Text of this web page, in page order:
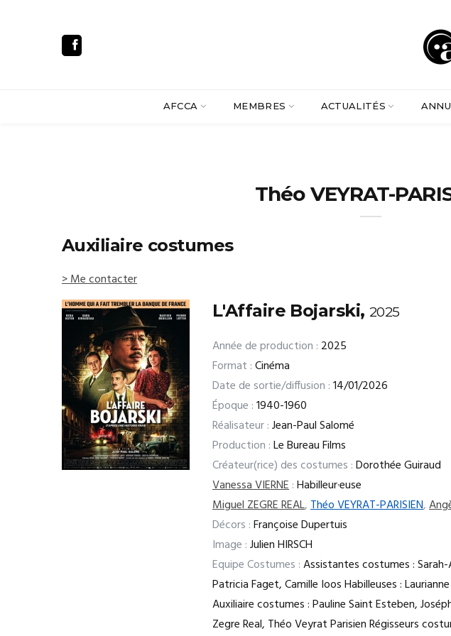
AFCCA MEMBRES ACTUALITÉS
Théo VEYRAT-
Auxiliaire costumes
> Me contacter
L'Affaire Bojarski, 2025
Année de production : 2025
Format :Cinéma
Date de sortie/diffusion :14/01/2026
Époque :1940-1960
Réalisateur :Jean-Paul Salomé
Production :Le Bureau Films
Créateur(rice) des costumes :Dorothée Guiraud
Vanessa VIERNE:Habilleur·euse
Miguel ZEGRE REAL,Théo VEYRAT-PARISIEN,
Décors :Françoise Dupertuis
Image :Julien HIRSCH
Equipe Costumes :Assistantes costumes : Sarah-
Patricia Faget, Camille Ioos Habilleuses :
Auxiliaire costumes : Pauline Saint Esteben,
Zegre Real, Théo Veyrat Parisien Régisseurs